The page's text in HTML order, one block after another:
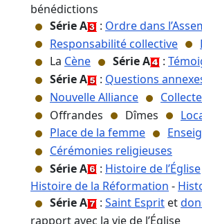
bénédictions
Série A
: Ordre dans
Responsabilité collective
La Cène Série A :
Série A
: Questions
Nouvelle Alliance
Offrandes
Dîmes
Place de la femme
Cérémonies religieuses
Série A
: Histoire de l’Église
Histoire de la Réformation -
Série A
: Saint Esprit et
rapport avec la vie de l’Église